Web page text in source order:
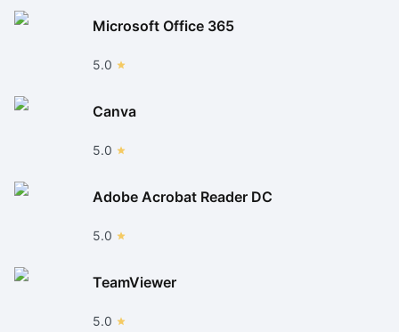
Microsoft Office 365
5.0
Canva
5.0
Adobe Acrobat Reader DC
5.0
TeamViewer
5.0